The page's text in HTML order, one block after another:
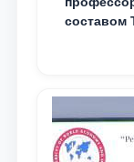
составом